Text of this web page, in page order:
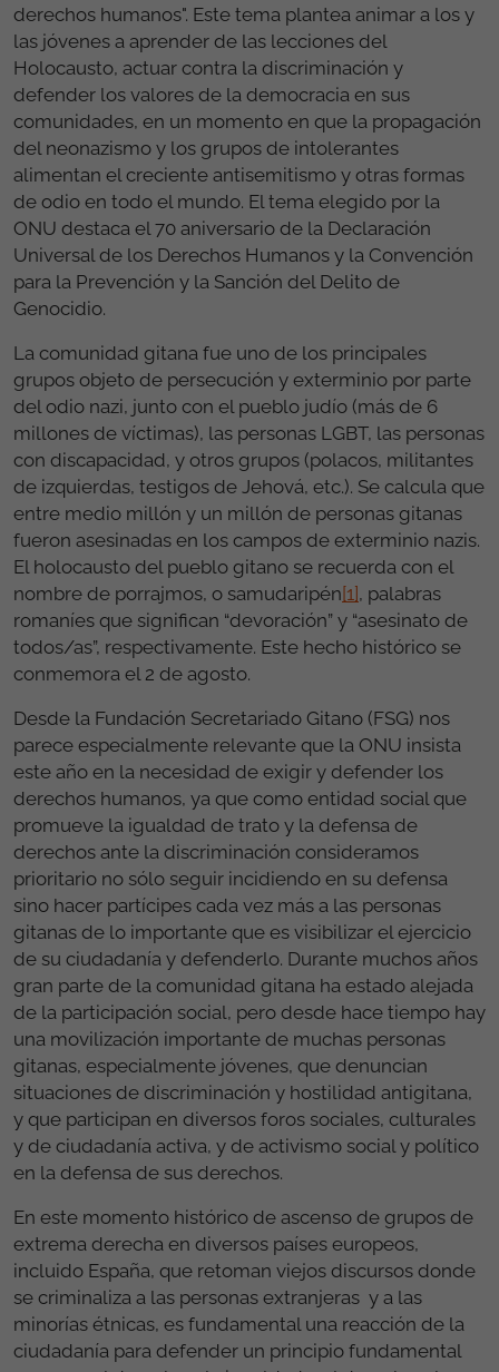
derechos humanos". Este tema plantea animar a los y
las jóvenes a aprender de las lecciones del
Holocausto, actuar contra la discriminación y
defender los valores de la democracia en sus
comunidades, en un momento en que la propagación
del neonazismo y los grupos de intolerantes
alimentan el creciente antisemitismo y otras formas
de odio en todo el mundo. El tema elegido por la
ONU destaca el 70 aniversario de la Declaración
Universal de los Derechos Humanos y la Convención
para la Prevención y la Sanción del Delito de
Genocidio.
La comunidad gitana fue uno de los principales
grupos objeto de persecución y exterminio por parte
del odio nazi, junto con el pueblo judío (más de 6
millones de víctimas), las personas LGBT, las personas
con discapacidad, y otros grupos (polacos, militantes
de izquierdas, testigos de Jehová, etc.). Se calcula que
entre medio millón y un millón de personas gitanas
fueron asesinadas en los campos de exterminio nazis.
El holocausto del pueblo gitano se recuerda con el
nombre de porrajmos, o samudaripén[1], palabras
romaníes que significan “devoración” y “asesinato de
todos/as”, respectivamente. Este hecho histórico se
conmemora el 2 de agosto.
Desde la Fundación Secretariado Gitano (FSG) nos
parece especialmente relevante que la ONU insista
este año en la necesidad de exigir y defender los
derechos humanos, ya que como entidad social que
promueve la igualdad de trato y la defensa de
derechos ante la discriminación consideramos
prioritario no sólo seguir incidiendo en su defensa
sino hacer partícipes cada vez más a las personas
gitanas de lo importante que es visibilizar el ejercicio
de su ciudadanía y defenderlo. Durante muchos años
gran parte de la comunidad gitana ha estado alejada
de la participación social, pero desde hace tiempo hay
una movilización importante de muchas personas
gitanas, especialmente jóvenes, que denuncian
situaciones de discriminación y hostilidad antigitana,
y que participan en diversos foros sociales, culturales
y de ciudadanía activa, y de activismo social y político
en la defensa de sus derechos.
En este momento histórico de ascenso de grupos de
extrema derecha en diversos países europeos,
incluido España, que retoman viejos discursos donde
se criminaliza a las personas extranjeras y a las
minorías étnicas, es fundamental una reacción de la
ciudadanía para defender un principio fundamental